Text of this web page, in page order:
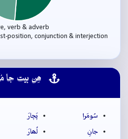
verb & adverb
position, conjunction & interjection
ھِن بيت جا
سُومَرا پَچارَ
جانِ
لُھارَ